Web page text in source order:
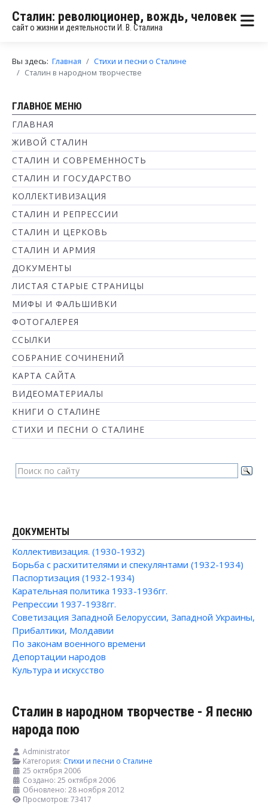
Сталин: революционер, вождь, человек
сайт о жизни и деятельности И. В. Сталина
Вы здесь: Главная
Стихи и песни о Сталине
Сталин в народном творчестве
ГЛАВНОЕ МЕНЮ
ГЛАВНАЯ
ЖИВОЙ СТАЛИН
СТАЛИН И СОВРЕМЕННОСТЬ
СТАЛИН И ГОСУДАРСТВО
КОЛЛЕКТИВИЗАЦИЯ
СТАЛИН И РЕПРЕССИИ
СТАЛИН И ЦЕРКОВЬ
СТАЛИН И АРМИЯ
ДОКУМЕНТЫ
ЛИСТАЯ СТАРЫЕ СТРАНИЦЫ
МИФЫ И ФАЛЬШИВКИ
ФОТОГАЛЕРЕЯ
ССЫЛКИ
СОБРАНИЕ СОЧИНЕНИЙ
КАРТА САЙТА
ВИДЕОМАТЕРИАЛЫ
КНИГИ О СТАЛИНЕ
СТИХИ И ПЕСНИ О СТАЛИНЕ
ДОКУМЕНТЫ
Коллективизация. (1930-1932)
Борьба с расхитителями и спекулянтами (1932-1934)
Паспортизация (1932-1934)
Карательная политика 1933-1936гг.
Репрессии 1937-1938гг.
Советизация Западной Белоруссии, Западной Украины,
Прибалтики, Молдавии
По законам военного времени
Депортации народов
Культура и искусство
Сталин в народном творчестве - Я песню
народа пою
Administrator
Категория: Стихи и песни о Сталине
25 октября 2006
Создано: 25 октября 2006
Обновлено: 28 ноября 2012
Просмотров: 73417